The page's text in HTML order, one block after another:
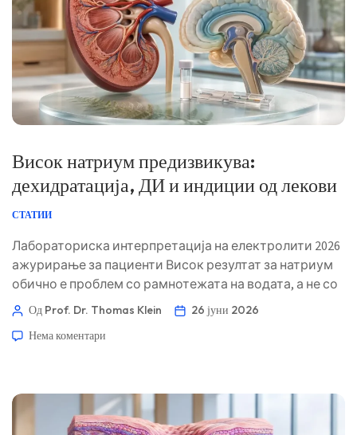
Висок натриум предизвикува:
дехидратација, ДИ и индиции од лекови
СТАТИИ
Лабораториска интерпретација на електролити 2026
ажурирање за пациенти Висок резултат за натриум
обично е проблем со рамнотежата на водата, а не со
тоа што некој изел една солена оброк. Клучниот
едноставно, предизвикано од бубрези, поврзано со
јуни 2026 ✅ Доказ-базирано […]
Од Prof. Dr. Thomas Klein
26 јуни 2026
Нема коментари